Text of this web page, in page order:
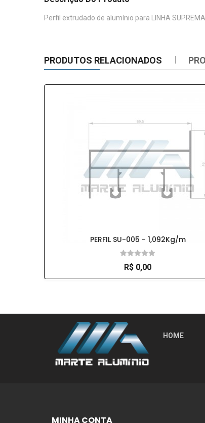
Perfil extrudado de alumínio para LINHA
PRODUTOS RELACIONADOS
PERFIL SU-005 - 1,092Kg/m
R$ 0,00
HOME
MINHA CONTA